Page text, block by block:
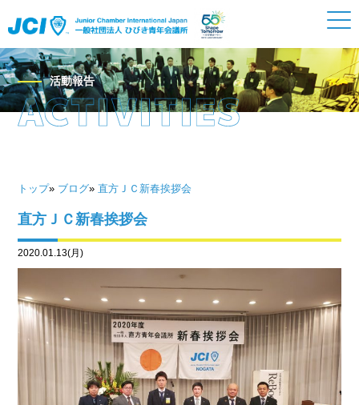
活動報告
トップ» ブログ» 直方ＪＣ新春挨拶会
直方ＪＣ新春挨拶会
2020.01.13(月)